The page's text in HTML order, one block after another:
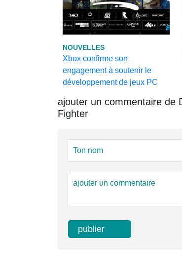
NOUVELLES
Xbox confirme son
engagement à soutenir le
développement de jeux PC
ajouter un commentaire de
Fighter